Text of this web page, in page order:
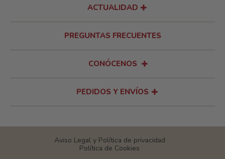
ACTUALIDAD
PREGUNTAS FRECUENTES
CONÓCENOS
PEDIDOS Y ENVÍOS
Aviso Legal y Política de privacidad
Política de Cookies